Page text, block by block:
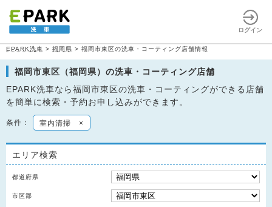
ログイン
EPARK洗車 > 福岡県 > 福岡市東区の洗車・コーティング店舗情報
福岡市東区（福岡県）の洗車・コーティング店舗
EPARK洗車なら福岡市東区の洗車・コーティングができる店舗
を簡単に検索・予約お申し込みができます。
条件： 室内清掃 ×
エリア検索
都道府県
市区郡